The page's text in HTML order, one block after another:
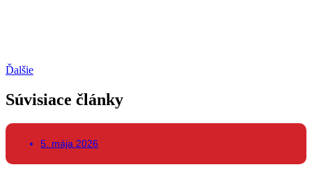
Ďalšie
Súvisiace články
5. mája 2026